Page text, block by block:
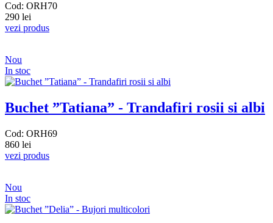
Cod: ORH70
290 lei
vezi produs
Nou
In stoc
Buchet ”Tatiana” - Trandafiri rosii si albi
Cod: ORH69
860 lei
vezi produs
Nou
In stoc